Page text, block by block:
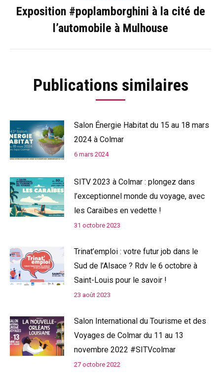
Onglet
suivant
Exposition #poplamborghini à la cité de
l’automobile à Mulhouse
Publications similaires
Salon Énergie Habitat du 15 au 18 mars
2024 à Colmar
6 mars 2024
SITV 2023 à Colmar : plongez dans
l’exceptionnel monde du voyage, avec
les Caraïbes en vedette !
31 octobre 2023
Trinat’emploi : votre futur job dans le
Sud de l’Alsace ? Rdv le 6 octobre à
Saint-Louis pour le savoir !
23 août 2023
Salon International du Tourisme et des
Voyages de Colmar du 11 au 13
novembre 2022 #SITVcolmar
27 octobre 2022